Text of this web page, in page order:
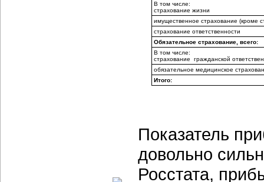
В том числе:
страхование жизни
имущественное страхование (кроме
страхование ответственности
Обязательное страхование, всего:
В том числе:
страхование гражданской
обязательное медицинское
Итого:
Показатель
довольно
Росстата,